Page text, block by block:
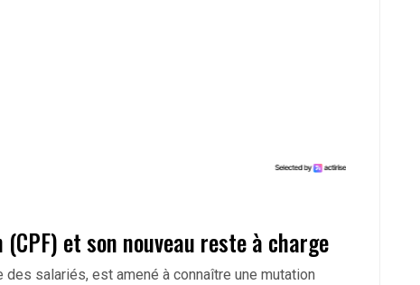
et son nouveau reste à charge
salariés, est amené à connaître une mutation